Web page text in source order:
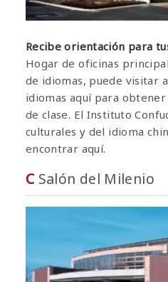
Recibe orientación para
Hogar de oficinas
de idiomas, puede visitar
idiomas aquí para
de clase. El Instituto
culturales y del idioma
encontrar aquí.
CSalón del Milenio